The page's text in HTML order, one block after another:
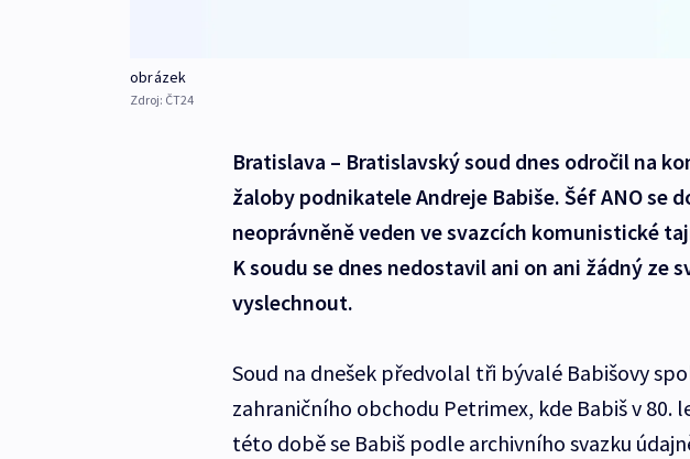
obrázek
Zdroj: ČT24
Bratislava – Bratislavský soud dnes odročil na
žaloby podnikatele Andreje Babiše. Šéf ANO se
neoprávněně veden ve svazcích komunistické
K soudu se dnes nedostavil ani on ani žádný ze
vyslechnout.
Soud na dnešek předvolal tři bývalé Babišovy
zahraničního obchodu Petrimex, kde Babiš v 80.
této době se Babiš podle archivního svazku